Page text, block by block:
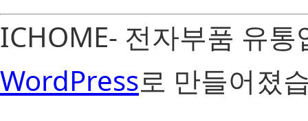
ICHOME- 전자부품 유
WordPress로 만들어졌